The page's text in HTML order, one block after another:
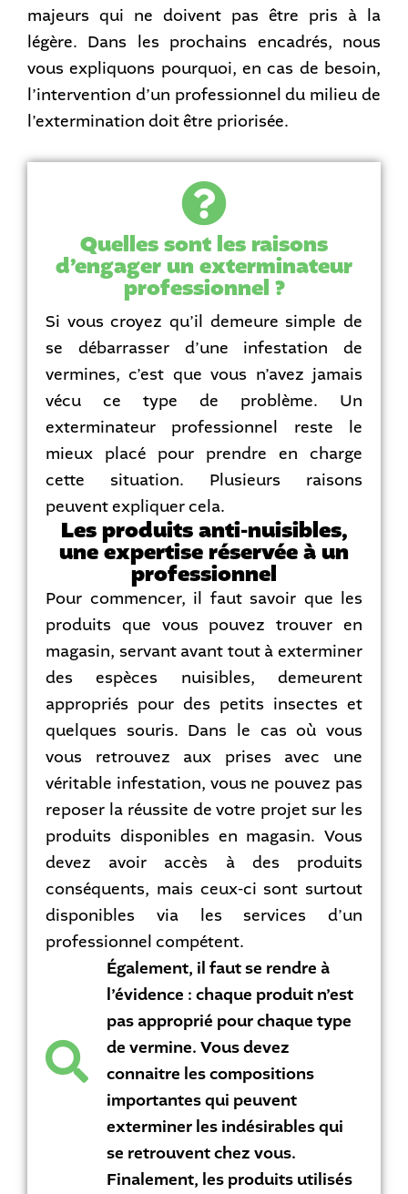
majeurs qui ne doivent pas être pris à la
légère. Dans les prochains encadrés, nous
vous expliquons pourquoi, en cas de besoin,
l’intervention d’un professionnel du milieu de
l’extermination doit être priorisée.
Quelles sont les raisons
d’engager un exterminateur
professionnel ?
Si vous croyez qu’il demeure simple de
se débarrasser d’une infestation de
vermines, c’est que vous n’avez jamais
vécu ce type de problème. Un
exterminateur professionnel reste le
mieux placé pour prendre en charge
cette situation. Plusieurs raisons
peuvent expliquer cela.
Les produits anti-nuisibles,
une expertise réservée à un
professionnel
Pour commencer, il faut savoir que les
produits que vous pouvez trouver en
magasin, servant avant tout à exterminer
des espèces nuisibles, demeurent
appropriés pour des petits insectes et
quelques souris. Dans le cas où vous
vous retrouvez aux prises avec une
véritable infestation, vous ne pouvez pas
reposer la réussite de votre projet sur les
produits disponibles en magasin. Vous
devez avoir accès à des produits
conséquents, mais ceux-ci sont surtout
disponibles via les services d’un
professionnel compétent.
Également, il faut se rendre à
l’évidence : chaque produit n’est
pas approprié pour chaque type
de vermine. Vous devez
connaitre les compositions
importantes qui peuvent
exterminer les indésirables qui
se retrouvent chez vous.
Finalement, les produits utilisés